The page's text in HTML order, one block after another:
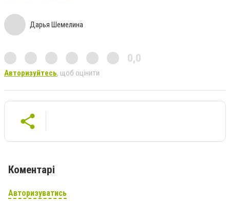
Дарья Шемелина
0,0
Авторизуйтесь, щоб оцінити
Коментарі
Авторизуватись